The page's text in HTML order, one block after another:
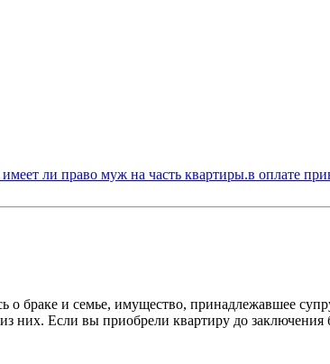
ли право муж на часть квартиры.в оплате
о браке и семье, имущество, принадлежавшее
них. Если вы приобрели квартиру до